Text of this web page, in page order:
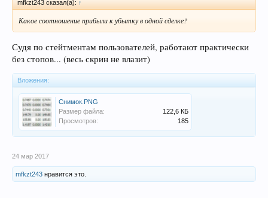
mfkzt243 сказал(а): ↑
Какое соотношение прибыли к убытку в одной сделке?
Судя по стейтментам пользователей, работают практически
без стопов... (весь скрин не влазит)
Вложения:
Снимок.PNG
Размер файла:
122,6 КБ
Просмотров:
185
24 мар 2017
mfkzt243 нравится это.